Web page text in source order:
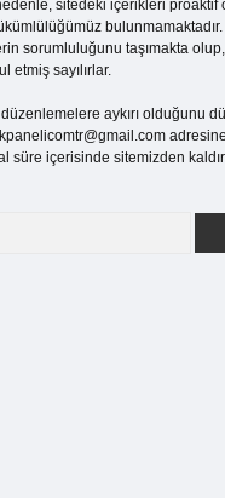
sitedeki içerikleri proaktif
sorumluluğunu taşımakta
etmiş sayılırlar.
aykırı olduğunu
süre içerisinde sitemizden